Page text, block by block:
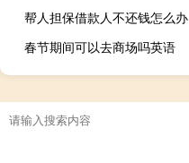
帮人担保借款人不还钱怎么办
春节期间可以去商场吗英语